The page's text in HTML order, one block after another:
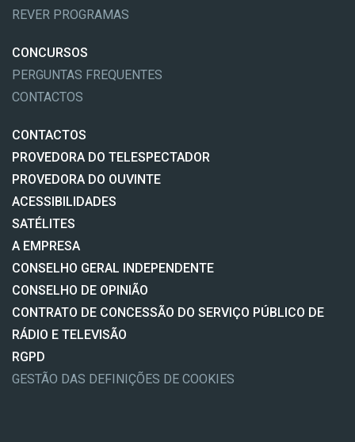
REVER PROGRAMAS
CONCURSOS
PERGUNTAS FREQUENTES
CONTACTOS
CONTACTOS
PROVEDORA DO TELESPECTADOR
PROVEDORA DO OUVINTE
ACESSIBILIDADES
SATÉLITES
A EMPRESA
CONSELHO GERAL INDEPENDENTE
CONSELHO DE OPINIÃO
CONTRATO DE CONCESSÃO DO SERVIÇO PÚBLICO DE
RÁDIO E TELEVISÃO
RGPD
GESTÃO DAS DEFINIÇÕES DE COOKIES